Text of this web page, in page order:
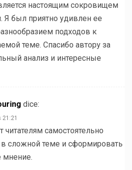
настоящим сокровищем
Я был приятно удивлен ее
подходов к
теме. Спасибо автору за
анализ и интересные
dice:
читателям самостоятельно
в сложной теме и сформировать
мнение.